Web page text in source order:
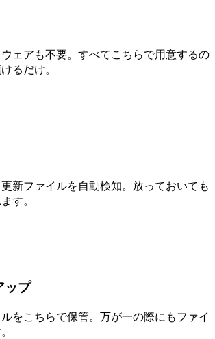
ェアも不要。すべてこちらで用意するの
るだけ。
新ファイルを自動検知。放っておいても
す。
ップ
をこちらで保管。万が一の際にもファイ